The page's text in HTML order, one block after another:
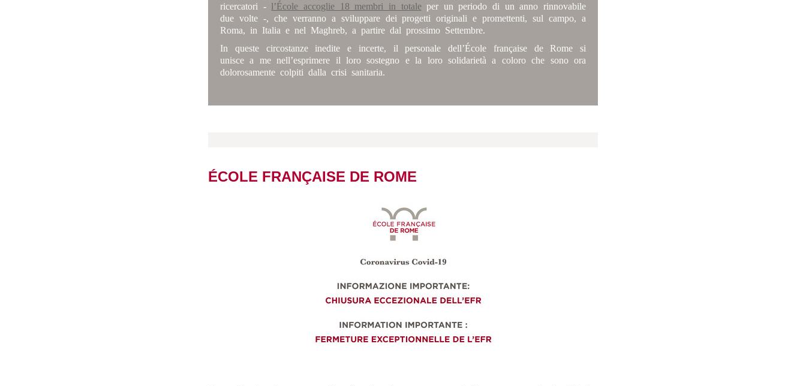
ricercatori - l’École accoglie 18 membri in totaleper un periodo di un anno rinnovabile
due volte -, che verranno a sviluppare dei progetti originali e promettenti, sul campo, a
Roma, in Italia e nel Maghreb, a partire dal prossimo Settembre.
In queste circostanze inedite e incerte, il personale dell’École française de Rome si
unisce a me nell’esprimere il loro sostegno e la loro solidarietà a coloro che sono ora
dolorosamente colpiti dalla crisi sanitaria.
ÉCOLE FRANÇAISE DE ROME